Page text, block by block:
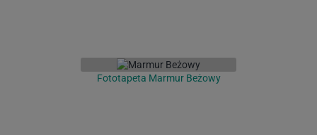
Fototapeta Marmur Beżowy